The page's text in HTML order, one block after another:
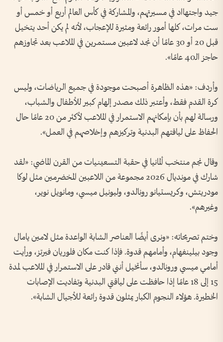
جيد واجتهااد في مسيرتهم، والمشاركة في كأس العالم أربع أو خمس أو
ست مرات، كلها أمور رائعة ومثيرة للإعجاب، لأنه لم يكن أحد يتخيل
قبل 20 أو 30 عامًا أن نجد لاعبين مستمرين في الملاعب بعد تجاوزهم
حاجز الـ40 عامًا».
وأردف: «هذه الظاهرة أصبحت موجودة في جميع الرياضات، وليس
كرة القدم فقط، وأعتبر ذلك مصدر إلهام كبير للأطفال والشباب،
ورسالة لهم بأن بإمكانهم الاستمرار في الملاعب لأكثر من 20 عامًا حال
الحفاظ على لياقتهم البدنية وتركيزهم وإخلاصهم في العمل».
وقال نجم منتخب ألمانيا في حقبة التسعينيات من القرن الماضي: «لقد
شارك في مونديال 2026 مجموعة من اللاعبين المخضرمين مثل لوكا
مودريتش، وكريستيانو رونالدو، وليونيل ميسي، ومانويل نوير،
وغيرهم».
وختم تصريحاته: «ونرى أيضًا العناصر الشابة الواعدة مثل لامين يامال
وجود بيلينغهام، وأمامهم قدوة. فإذا كنت مكان فلوريان فيرتز، ورأيت
أمامي ميسي ورونالدو، سأتخيل أنني قادر على الاستمرار في الملاعب لمدة
15 إلى 18 عامًا إذا حافظت على لياقتي البدنية وتفاديت الإصابات
الخطيرة. هؤلاء النجوم الكبار يمثلون قدوة رائعة للأجيال الشابة».